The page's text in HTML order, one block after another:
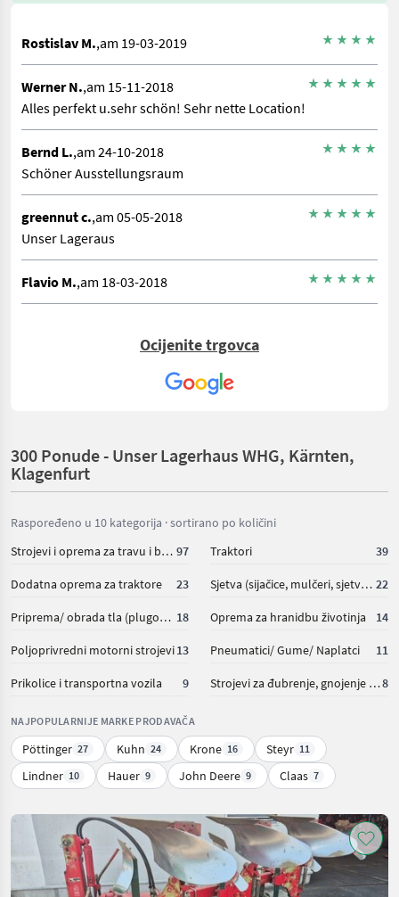
Rostislav M.,am 19-03-2019
Werner N.,am 15-11-2018
Alles perfekt u.sehr schön! Sehr nette Location!
Bernd L.,am 24-10-2018
Schöner Ausstellungsraum
greennut c.,am 05-05-2018
Unser Lageraus
Flavio M.,am 18-03-2018
Ocijenite trgovca
300 Ponude - Unser Lagerhaus WHG, Kärnten,
Klagenfurt
Raspoređeno u 10 kategorija · sortirano po količini
Strojevi i oprema za travu i baliranje 97 Traktori 39
Dodatna oprema za traktore 23 Sjetva (sijačice, mulčeri, sjetvospremači i dr) 22
Priprema/ obrada tla (plugovi, kultivatori, tanjurače i dr.) 18 Oprema za hranidbu životinja 14
Poljoprivredni motorni strojevi13 Pneumatici/ Gume/ Naplatci 11
Prikolice i transportna vozila 9 Strojevi za đubrenje, gnojenje i navodnjavanje8
NAJPOPULARNIJE MARKE PRODAVAČA
Pöttinger 27 Kuhn 24 Krone 16 Steyr 11
Lindner 10 Hauer 9 John Deere 9 Claas 7